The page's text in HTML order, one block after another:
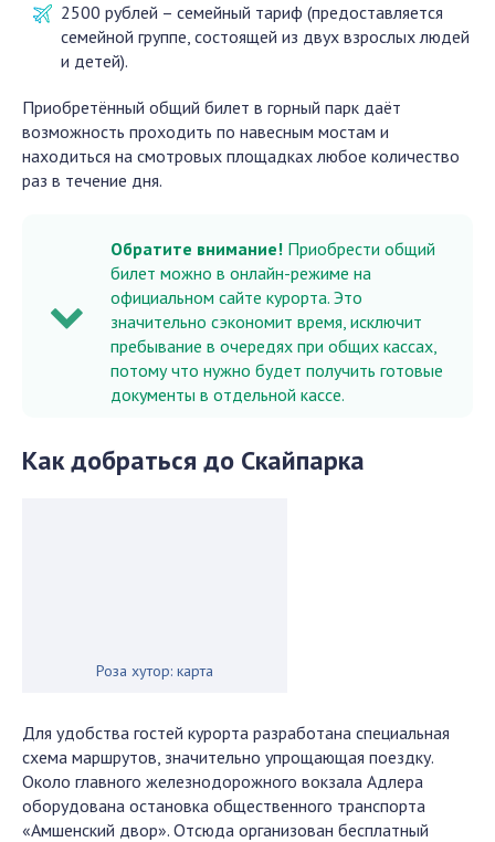
2500 рублей – семейный тариф (предоставляется
семейной группе, состоящей из двух взрослых людей
и детей).
Приобретённый общий билет в горный парк даёт
возможность проходить по навесным мостам и
находиться на смотровых площадках любое количество
раз в течение дня.
Обратите внимание! Приобрести общий
билет можно в онлайн-режиме на
официальном сайте курорта. Это
значительно сэкономит время, исключит
пребывание в очередях при общих кассах,
потому что нужно будет получить готовые
документы в отдельной кассе.
Как добраться до Скайпарка
Роза хутор: карта
Для удобства гостей курорта разработана специальная
схема маршрутов, значительно упрощающая поездку.
Около главного железнодорожного вокзала Адлера
оборудована остановка общественного транспорта
«Амшенский двор». Отсюда организован бесплатный